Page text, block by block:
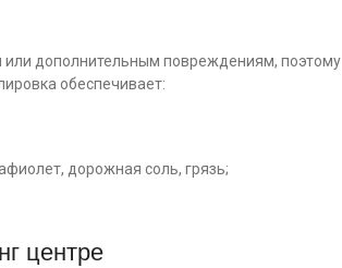
или дополнительным повреждениям, поэтому
обеспечивает:
дорожная соль, грязь;
центре